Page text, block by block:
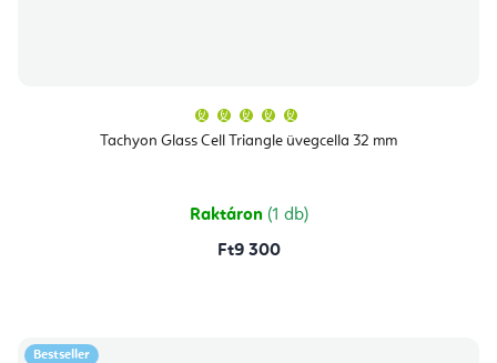
Tachyon Glass Cell Triangle üvegcella 32 mm
átlagos
értékelése
csillag.
Raktáron (1 db)
Ft9 300
Bestseller